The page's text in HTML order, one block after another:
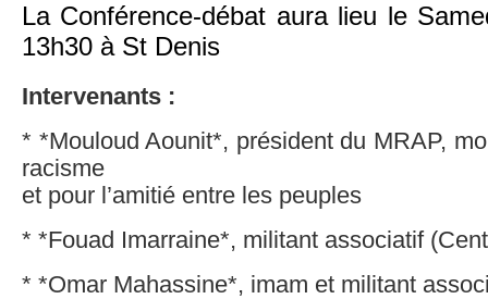
La Conférence-débat aura lieu le
13h30 à St Denis
Intervenants :
* *Mouloud Aounit*, président du MRAP,
racisme
et pour l’amitié entre les peuples
* *Fouad Imarraine*, militant associatif
* *Omar Mahassine*, imam et militant